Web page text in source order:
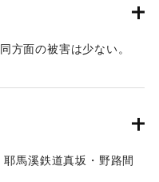
方面の被害は少ない。
馬溪鉄道真坂・野路間